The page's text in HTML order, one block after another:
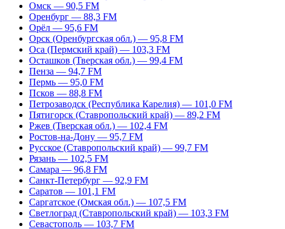
Омск — 90,5 FM
Оренбург — 88,3 FM
Орёл — 95,6 FM
Орск (Оренбургская обл.) — 95,8 FM
Оса (Пермский край) — 103,3 FM
Осташков (Тверская обл.) — 99,4 FM
Пенза — 94,7 FM
Пермь — 95,0 FM
Псков — 88,8 FM
Петрозаводск (Республика Карелия) — 101,0 FM
Пятигорск (Ставропольский край) — 89,2 FM
Ржев (Тверская обл.) — 102,4 FM
Ростов-на-Дону — 95,7 FM
Русское (Ставропольский край) — 99,7 FM
Рязань — 102,5 FM
Самара — 96,8 FM
Санкт-Петербург — 92,9 FM
Саратов — 101,1 FM
Саргатское (Омская обл.) — 107,5 FM
Светлоград (Ставропольский край) — 103,3 FM
Севастополь — 103,7 FM